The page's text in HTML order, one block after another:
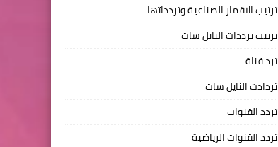
ترتيب الاقمار الصناعية وتردداتها
ترتيب ترددات النايل سات
ترد قناة
تردادت النايل سات
تردد القنوات
تردد القنوات الرياضية